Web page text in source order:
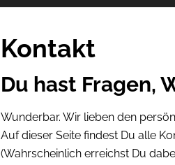
Kontakt
Du hast Fragen,
Wunderbar. Wir lieben den
Auf dieser Seite findest Du alle
(Wahrscheinlich erreichst Du